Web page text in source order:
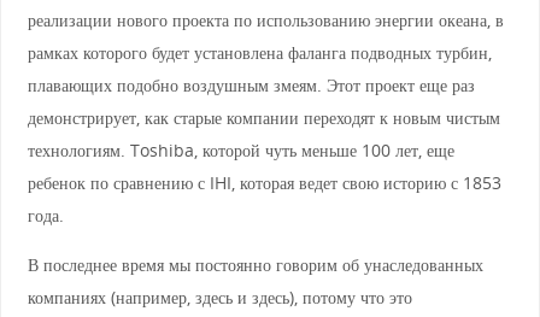
реализации нового проекта по использованию энергии океана, в
рамках которого будет установлена фаланга подводных турбин,
плавающих подобно воздушным змеям. Этот проект еще раз
демонстрирует, как старые компании переходят к новым чистым
технологиям. Toshiba, которой чуть меньше 100 лет, еще
ребенок по сравнению с IHI, которая ведет свою историю с 1853
года.
В последнее время мы постоянно говорим об унаследованных
компаниях (например, здесь и здесь), потому что это